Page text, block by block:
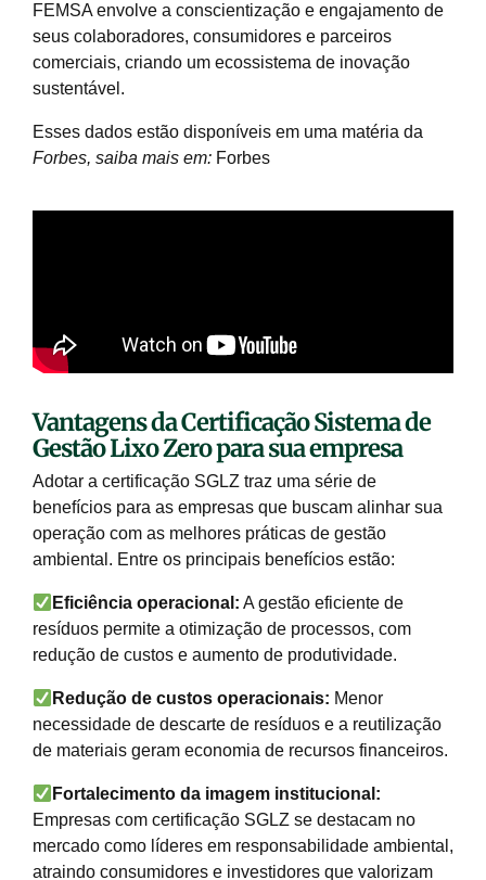
FEMSA envolve a conscientização e engajamento de
seus colaboradores, consumidores e parceiros
comerciais, criando um ecossistema de inovação
sustentável.
Esses dados estão disponíveis em uma matéria da
Forbes, saiba mais em: Forbes
Vantagens da Certificação Sistema de
Gestão Lixo Zero para sua empresa
Adotar a certificação SGLZ traz uma série de
benefícios para as empresas que buscam alinhar sua
operação com as melhores práticas de gestão
ambiental. Entre os principais benefícios estão:
Eficiência operacional: A gestão eficiente de
resíduos permite a otimização de processos, com
redução de custos e aumento de produtividade.
Redução de custos operacionais: Menor
necessidade de descarte de resíduos e a reutilização
de materiais geram economia de recursos financeiros.
Fortalecimento da imagem institucional:
Empresas com certificação SGLZ se destacam no
mercado como líderes em responsabilidade ambiental,
atraindo consumidores e investidores que valorizam